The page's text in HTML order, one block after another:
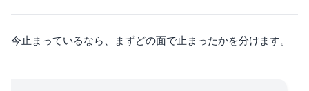
今止まっているなら、まずどの面で止まったかを分けます。